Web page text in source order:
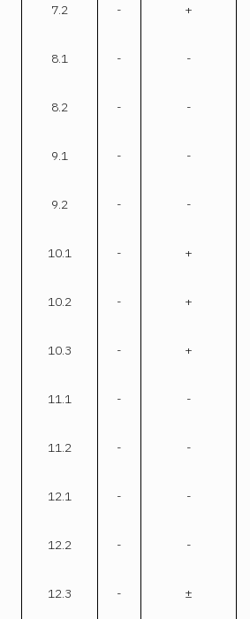
7.2 - +
8.1 - -
8.2 - -
9.1 - -
9.2 - -
10.1 - +
10.2 - +
10.3 - +
11.1 - -
11.2 - -
12.1 - -
12.2 - -
12.3 - ±